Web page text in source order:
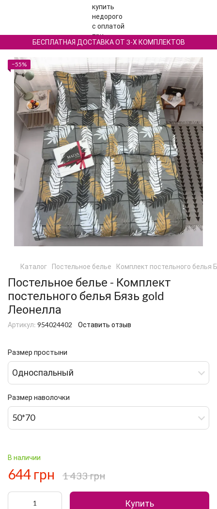
БЕСПЛАТНАЯ ДОСТАВКА ОТ 3-Х КОМПЛЕКТОВ
−55%
Каталог Постельное белье Комплект постельного белья
Постельное белье - Комплект
постельного белья Бязь gold
Леонелла
Артикул: 954024402 Оставить отзыв
Размер простыни
Односпальный
Размер наволочки
50*70
В наличии
644 грн 1 433 грн
Купить